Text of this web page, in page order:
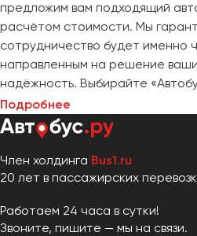
предложим вам подходящий
расчётом стоимости. Мы
сотрудничество будет именно
направленным на решение
надёжность. Выбирайте
Подробнее
Член холдинга Bus1.ru
20 лет в пассажирских
Работаем 24 часа в сутки!
Звоните, пишите — мы на связи.